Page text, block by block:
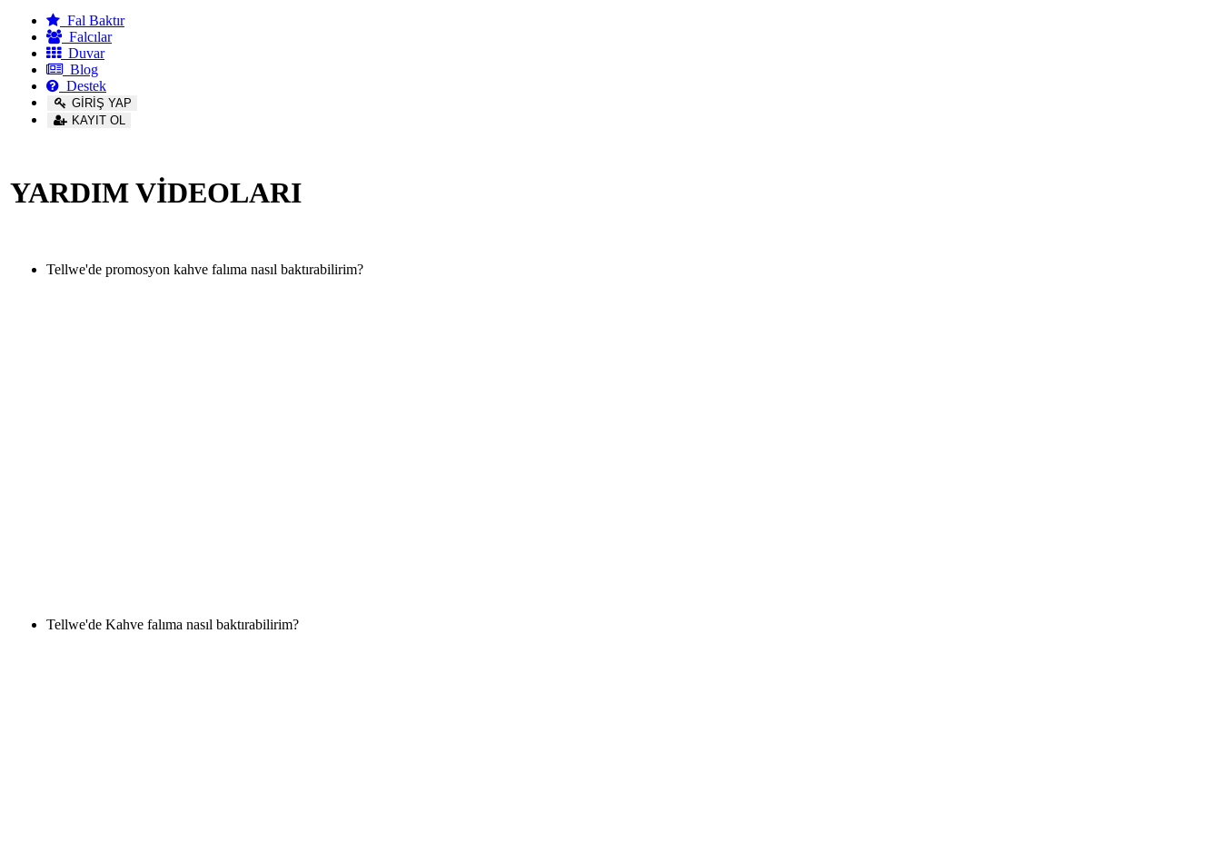
Fal Baktır
Falcılar
Duvar
Blog
Destek
GİRİŞ YAP
KAYIT OL
YARDIM VİDEOLARI
Tellwe'de promosyon kahve falıma nasıl baktırabilirim?
Tellwe'de Kahve falıma nasıl baktırabilirim?